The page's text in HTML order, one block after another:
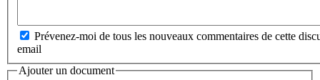
Prévenez-moi de tous les nouveaux commentaires de cette
email
Ajouter un document